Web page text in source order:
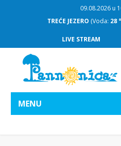
09.08.2026 u
TREĆE JEZERO (Voda: 28
LIVE STREAM
MENU